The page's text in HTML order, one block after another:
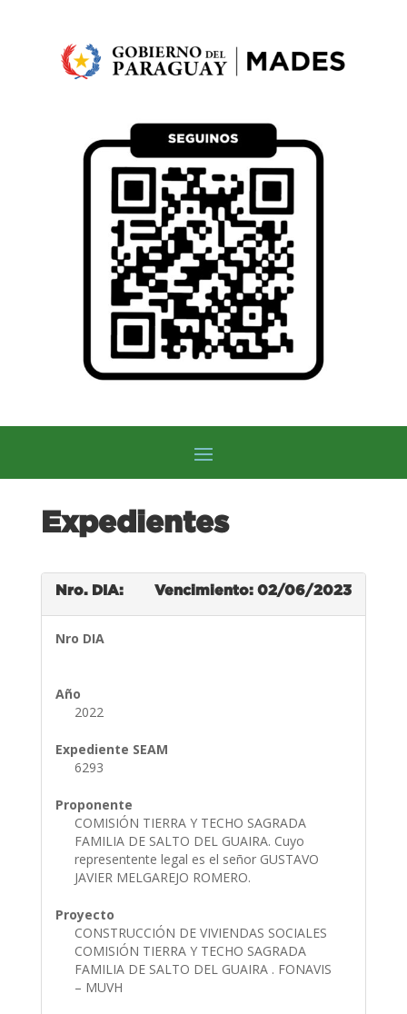
Expedientes
Nro. DIA: Vencimiento: 02/06/2023
Nro DIA
Año
2022
Expediente SEAM
6293
Proponente
COMISIÓN TIERRA Y TECHO SAGRADA
FAMILIA DE SALTO DEL GUAIRA. Cuyo
representente legal es el señor GUSTAVO
JAVIER MELGAREJO ROMERO.
Proyecto
CONSTRUCCIÓN DE VIVIENDAS SOCIALES
COMISIÓN TIERRA Y TECHO SAGRADA
FAMILIA DE SALTO DEL GUAIRA . FONAVIS
– MUVH